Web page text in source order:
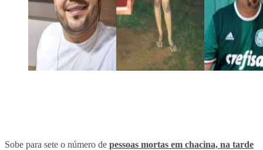
Sobe para sete o número de pessoas mortas em chacina, na tarde